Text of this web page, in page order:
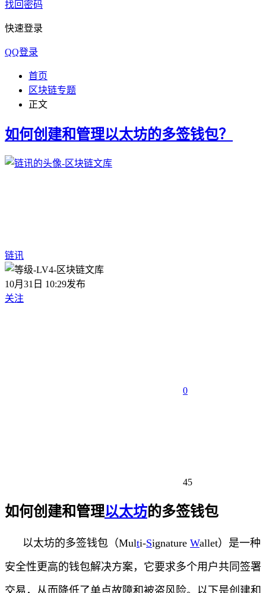
找回密码
快速登录
QQ登录
首页
区块链专题
正文
如何创建和管理以太坊的多签钱包？
链讯
10月31日 10:29发布
关注
0
45
如何创建和管理以太坊的多签钱包
以太坊的多签钱包（Multi-Signature Wallet）是一种
安全性更高的钱包解决方案，它要求多个用户共同签署
交易，从而降低了单点故障和被盗风险。以下是创建和